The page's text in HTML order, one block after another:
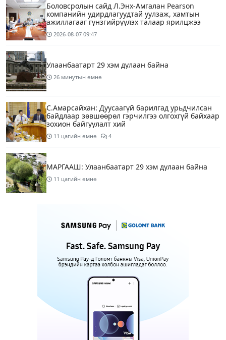
Боловсролын сайд Л.Энх-Амгалан Pearson
компанийн удирдлагуудтай уулзаж, хамтын
ажиллагааг гүнзгийрүүлэх талаар ярилцжээ
2026-08-07 09:47
Улаанбаатарт 29 хэм дулаан байна
26 минутын өмнө
С.Амарсайхан: Дуусаагүй барилгад урьдчилсан
байдлаар зөвшөөрөл гэрчилгээ олгохгүй байхаар
зохион байгуулалт хий
11 цагийн өмнө 4
МАРГААШ: Улаанбаатарт 29 хэм дулаан байна
11 цагийн өмнө
ажиллагаагаа өргөжүүлнэ
Б.Дашпүрэв: Орон нутгийн иргэд намрын ургац
хураалт, хадлантай холбоотой ШТС-уудаар
зөөврийн саваар автобензин авч болно
Дуучин A Cool буюу Б.Анхбаяр Төв цэнгэлдэх
хүрээлэнгийн Үйл ажиллагаа, олон нийтийн
тоглолт хариуцсан захирлаар томилогджээ